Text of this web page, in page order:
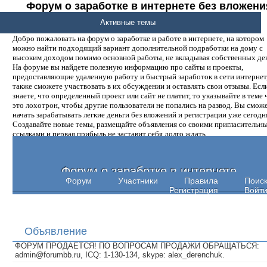
Форум о заработке в интернете без
денег.
Добро пожаловать на форум о заработке и работе в интернете, на котором
можно найти подходящий вариант дополнительной подработки на дому с
высоким доходом помимо основной работы, не вкладывая собственных
На форуме вы найдете полезную информацию про сайты и проекты,
предоставляющие удаленную работу и быстрый заработок в сети
также сможете участвовать в их обсуждении и оставлять свои отзывы.
знаете, что определенный проект или сайт не платит, то указывайте в теме
это лохотрон, чтобы другие пользователи не попались на развод. Вы
начать зарабатывать легкие деньги без вложений и регистрации уже
Создавайте новые темы, размещайте объявления со своими
ссылками и первая прибыль не заставит себя долго ждать.
Форум о заработке в интернете
Форум Участники Правила
Поиск
Регистрация
Войти
Активные темы
Объявление
ФОРУМ ПРОДАЕТСЯ! ПО ВОПРОСАМ ПРОДАЖИ ОБРАЩАТЬСЯ:
admin@forumbb.ru, ICQ: 1-130-134, skype: alex_derenchuk.